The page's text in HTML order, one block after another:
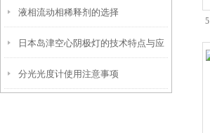
液相流动相稀释剂的选择
日本岛津空心阴极灯的技术特点与应
用
分光光度计使用注意事项